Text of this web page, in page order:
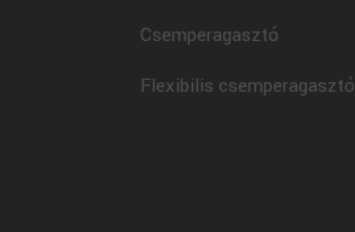
Csemperagasztó
Flexibilis csemperagasztó